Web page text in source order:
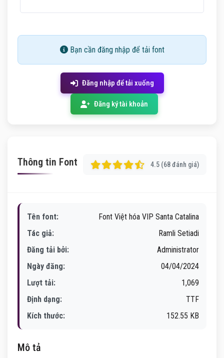
Bạn cần đăng nhập để tải font
Đăng nhập để tải xuống
Đăng ký tài khoản
Thông tin Font 4.5 (68 đánh giá)
Tên font:
Font Việt hóa VIP Santa Catalina
Tác giả:
Ramli Setiadi
Đăng tải bởi:
Administrator
Ngày đăng:
04/04/2024
Lượt tải:
1,069
Định dạng:
TTF
Kích thước:
152.55 KB
Mô tả